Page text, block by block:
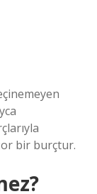
bir burçtur.